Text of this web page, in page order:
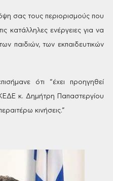
σας τους περιορισμούς που
κατάλληλες ενέργειες για να
παιδιών, των εκπαιδευτικών
ότι “έχει προηγηθεί
κ. Δημήτρη Παπαστεργίου
κινήσεις.”